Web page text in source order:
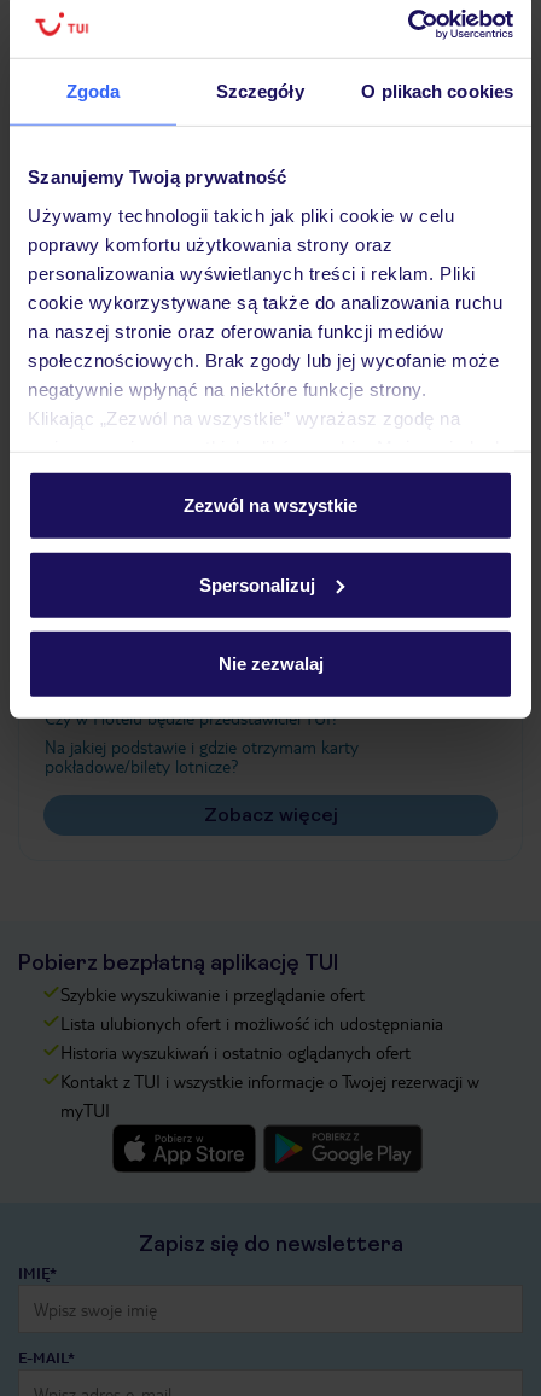
Zgoda Szczegóły O plikach cookies
Szanujemy Twoją prywatność
Używamy technologii takich jak pliki cookie w celu
poprawy komfortu użytkowania strony oraz
personalizowania wyświetlanych treści i reklam. Pliki
cookie wykorzystywane są także do analizowania ruchu
na naszej stronie oraz oferowania funkcji mediów
społecznościowych. Brak zgody lub jej wycofanie może
negatywnie wpłynąć na niektóre funkcje strony.
Klikając „Zezwól na wszystkie” wyrażasz zgodę na
personalizować swój wybór wchodząc w zakładkę
Szczegółowe informacje o plikach cookie znajdziesz
Zezwól na wszystkie
Spersonalizuj
Nie zezwalaj
Hotel
Opinie
Pokoje
Wyżywienie
Ważne informacje
Czy w Hotelu będzie przedstawiciel TUI?
Na jakiej podstawie i gdzie otrzymam karty
pokładowe/bilety lotnicze?
Zobacz więcej
Pobierz bezpłatną aplikację TUI
Szybkie wyszukiwanie i przeglądanie ofert
Lista ulubionych ofert i możliwość ich udostępniania
Historia wyszukiwań i ostatnio oglądanych ofert
Kontakt z TUI i wszystkie informacje o Twojej rezerwacji w
myTUI
Zapisz się do newslettera
IMIĘ*
E-MAIL*